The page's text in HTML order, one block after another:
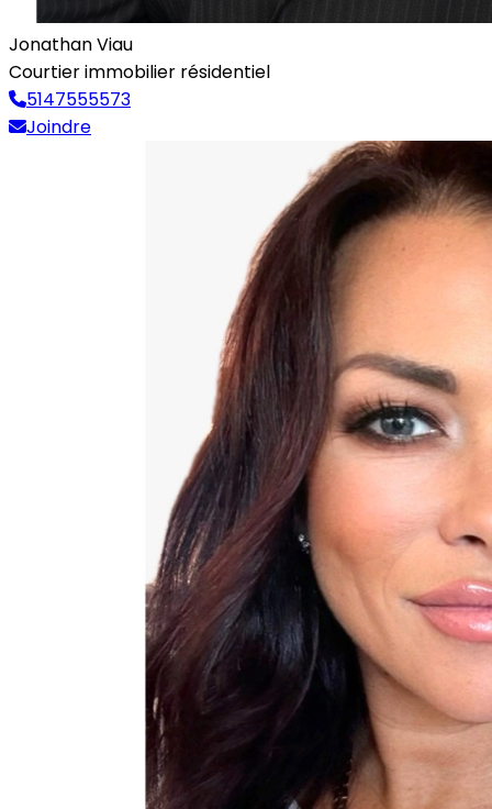
Jonathan Viau
Courtier immobilier résidentiel
5147555573
Joindre